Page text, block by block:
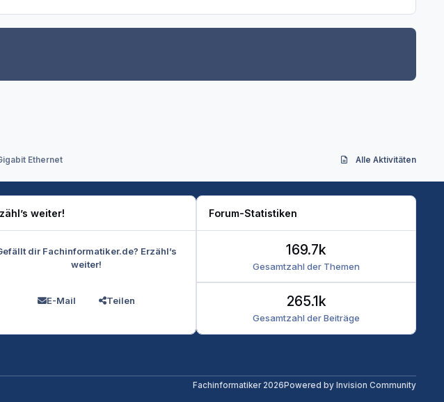
Ethernet Alle Aktivitäten
weiter!
dir Fachinformatiker.de? Erzähl’s
weiter!
E-Mail Teilen
Forum-Statistiken
Gesamtzahl der Themen
169.7k
Gesamtzahl der Beiträge
265.1k
Fachinformatiker 2026Powered by Invision Community